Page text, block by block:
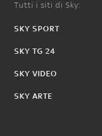
Tutti i siti di Sky:
SKY SPORT
SKY TG 24
SKY VIDEO
SKY ARTE